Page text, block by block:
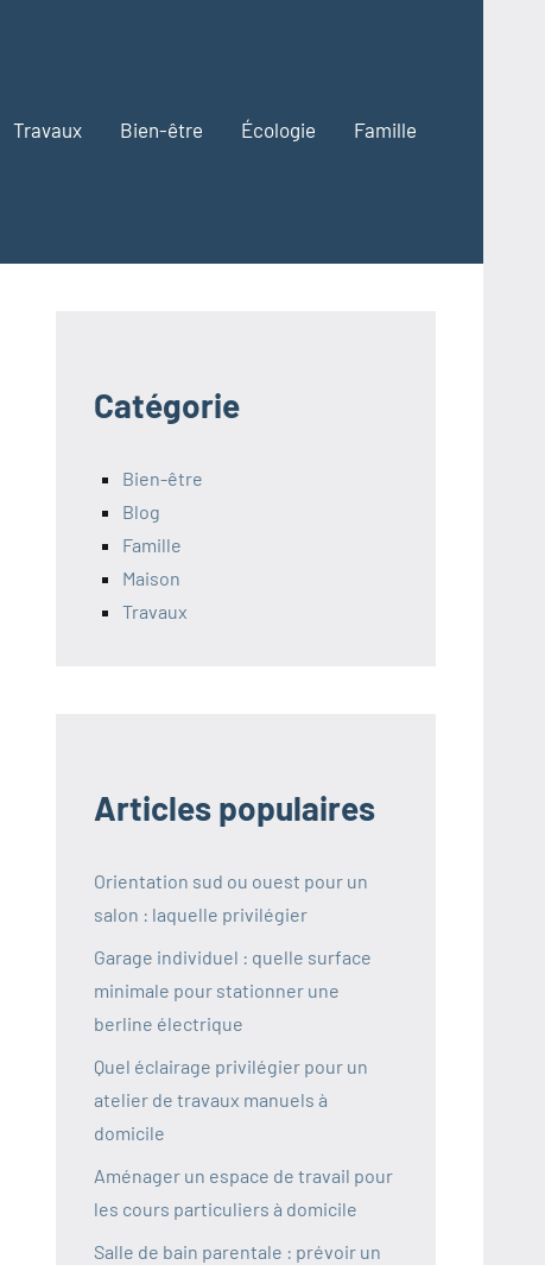
Travaux Bien-être Écologie Famille
Catégorie
Bien-être
Blog
Famille
Maison
Travaux
Articles populaires
Orientation sud ou ouest pour un
salon : laquelle privilégier
Garage individuel : quelle surface
minimale pour stationner une
berline électrique
Quel éclairage privilégier pour un
atelier de travaux manuels à
domicile
Aménager un espace de travail pour
les cours particuliers à domicile
Salle de bain parentale : prévoir un